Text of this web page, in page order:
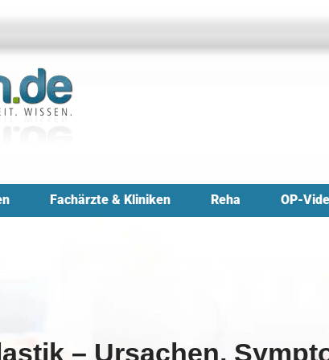
Fachärzte & Kliniken Reha OP-
– Ursachen,